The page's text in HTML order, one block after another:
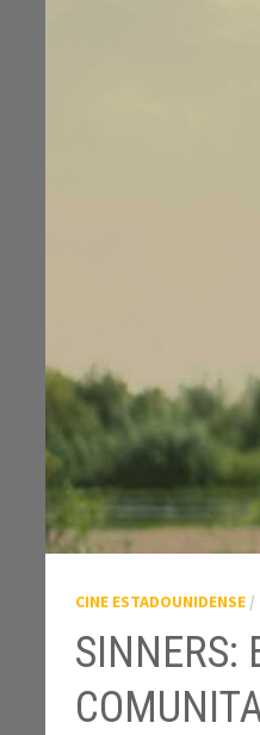
CINE ESTADOUNIDENSE /
SINNERS: